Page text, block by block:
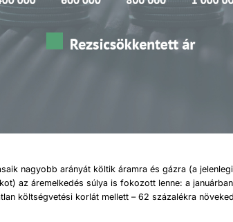
nagyobb arányát költik áramra és gázra (a
az áremelkedés súlya is fokozott lenne: a
költségvetési korlát mellett – 62 százalékra